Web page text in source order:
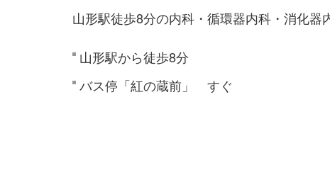
山形駅徒歩8分の内科・循環器内科・消化
山形駅から徒歩8分
バス停「紅の蔵前」 すぐ